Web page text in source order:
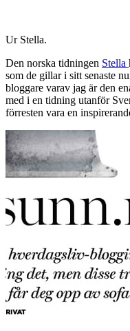
Ur Stella.
Den norska tidningen Stella
som de gillar i sitt senaste
bloggare varav jag är den
med i en tidning utanför
förresten vara en